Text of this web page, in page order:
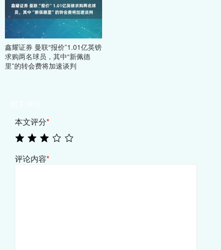
鑫耀证券 曼联“报价”1.01亿英镑
求购两名球员，其中“新佩德
里”的转会费将加速谈判
本文评分*
评论内容*